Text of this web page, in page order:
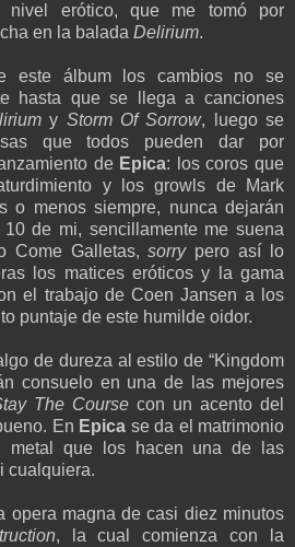
nivel erótico, que me tomó por
en la balada Delirium.
este álbum los cambios no se
hasta que se llega a canciones
y Storm Of Sorrow, luego se
que todos pueden dar por
de Epica: los coros que
y los growls de Mark
o menos siempre, nunca dejarán
de mi, sencillamente me suena
Come Galletas,sorrypero así lo
los matices eróticos y la gama
el trabajo de Coen Jansen a los
puntaje de este humilde oidor.
de dureza al estilo de “Kingdom
consuelo en una de las mejores
The Course con un acento del
En Epica se da el matrimonio
metal que los hacen una de las
cualquiera.
opera magna de casi diez minutos
, la cual comienza con la